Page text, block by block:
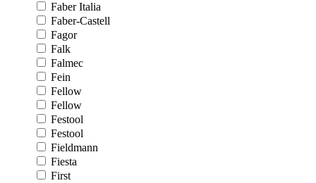
Faber Italia
Faber-Castell
Fagor
Falk
Falmec
Fein
Fellow
Fellow
Festool
Festool
Fieldmann
Fiesta
First